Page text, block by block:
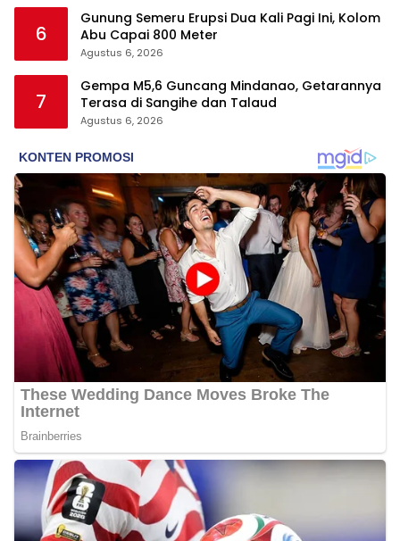
6
Gunung Semeru Erupsi Dua Kali Pagi Ini, Kolom
Abu Capai 800 Meter
Agustus 6, 2026
7
Gempa M5,6 Guncang Mindanao, Getarannya
Terasa di Sangihe dan Talaud
Agustus 6, 2026